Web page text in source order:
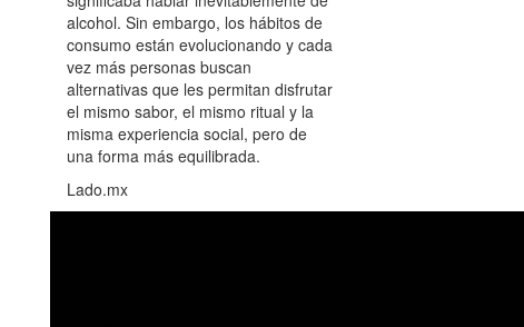
alcohol. Sin embargo, los hábitos de
consumo están evolucionando y cada
vez más personas buscan
alternativas que les permitan disfrutar
el mismo sabor, el mismo ritual y la
misma experiencia social, pero de
una forma más equilibrada.
Lado.mx